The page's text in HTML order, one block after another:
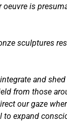
is
sculptures
and
from those
our gaze
expand